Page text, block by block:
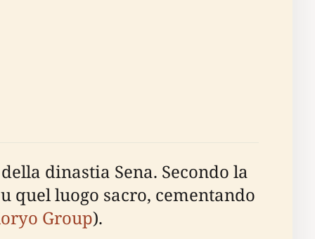
dinastia Sena. Secondo la
quel luogo sacro, cementando
Group).